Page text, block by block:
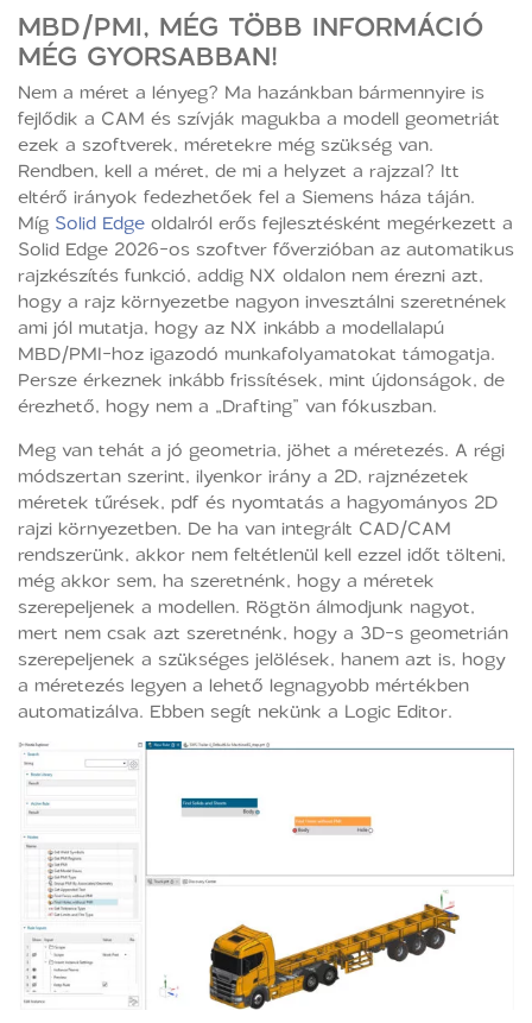
MBD/PMI, MÉG TÖBB INFORMÁCIÓ
MÉG GYORSABBAN!
Nem a méret a lényeg? Ma hazánkban bármennyire is
fejlődik a CAM és szívják magukba a modell geometriát
ezek a szoftverek, méretekre még szükség van.
Rendben, kell a méret, de mi a helyzet a rajzzal? Itt
eltérő irányok fedezhetőek fel a Siemens háza táján.
Míg Solid Edgeoldalról erős fejlesztésként megérkezett a
Solid Edge 2026-os szoftver főverzióban az automatikus
rajzkészítés funkció, addig NX oldalon nem érezni azt,
hogy a rajz környezetbe nagyon invesztálni szeretnének
ami jól mutatja, hogy az NX inkább a modellalapú
MBD/PMI-hoz igazodó munkafolyamatokat támogatja.
Persze érkeznek inkább frissítések, mint újdonságok, de
érezhető, hogy nem a „Drafting” van fókuszban.
Meg van tehát a jó geometria, jöhet a méretezés. A régi
módszertan szerint, ilyenkor irány a 2D, rajznézetek
méretek tűrések, pdf és nyomtatás a hagyományos 2D
rajzi környezetben. De ha van integrált CAD/CAM
rendszerünk, akkor nem feltétlenül kell ezzel időt tölteni,
még akkor sem, ha szeretnénk, hogy a méretek
szerepeljenek a modellen. Rögtön álmodjunk nagyot,
mert nem csak azt szeretnénk, hogy a 3D-s geometrián
szerepeljenek a szükséges jelölések, hanem azt is, hogy
a méretezés legyen a lehető legnagyobb mértékben
automatizálva. Ebben segít nekünk a Logic Editor.